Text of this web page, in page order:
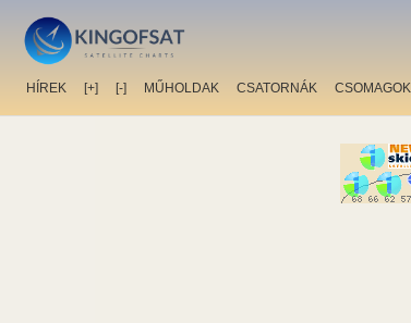
HÍREK [+] [-] MŰHOLDAK CSATORNÁK CSOMAGOK